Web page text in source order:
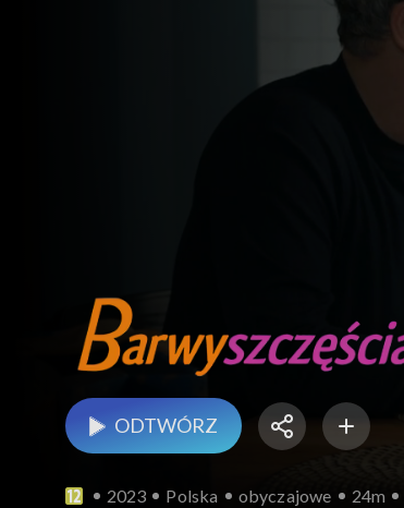
ODTWÓRZ
2023 Polska obyczajowe 24m